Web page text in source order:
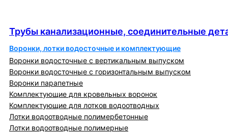
Трубы канализационные, соединительные
Воронки, лотки водосточные и комплектующие
Воронки водосточные с вертикальным выпуском
Воронки водосточные с горизонтальным выпуском
Воронки парапетные
Комплектующие для кровельных воронок
Комплектующие для лотков водоотводных
Лотки водоотводные полимербетонные
Лотки водоотводные полимерные